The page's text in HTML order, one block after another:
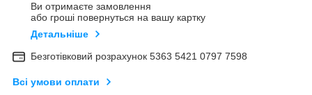
Ви отримаєте замовлення
або гроші повернуться на вашу картку
Детальніше
Безготівковий розрахунок 5363 5421 0797 7598
Всі умови оплати